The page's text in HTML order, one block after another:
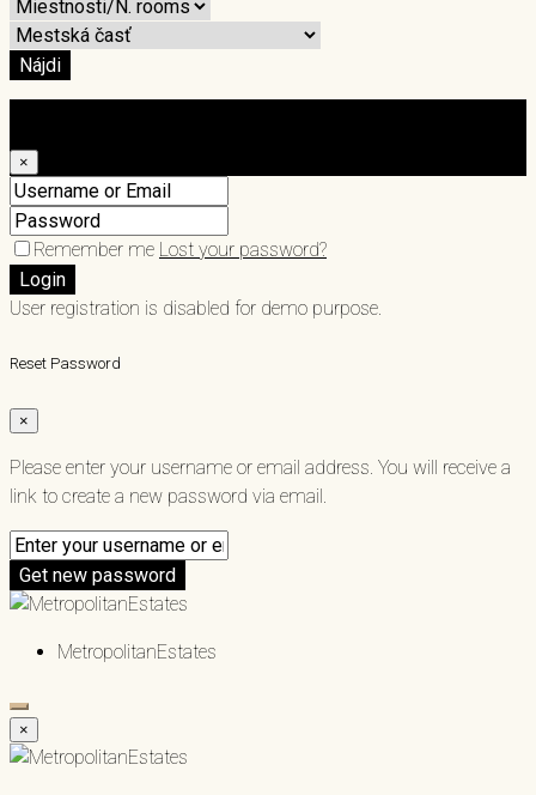
Nájdi
×
Remember me Lost your password?
Login
User registration is disabled for demo purpose.
Reset Password
×
Please enter your username or email address. You will receive a
link to create a new password via email.
Get new password
MetropolitanEstates
×